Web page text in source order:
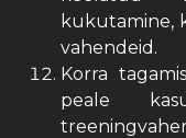
kukutamine,
vahendeid.
Korra
peale